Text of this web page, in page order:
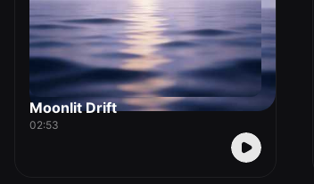
Moonlit Drift
02:53